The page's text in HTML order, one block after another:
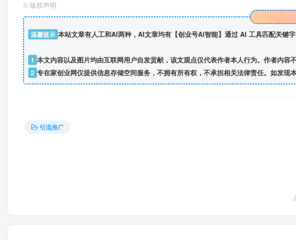
© 版权声明
温馨提示 本站文章有人工和AI两种，AI文章均有【创业号AI智能】通过 AI 工具匹配关键
1 本文内容以及图片均由互联网用户自发贡献，该文观点仅代表作者本人行为。作者内容
2 专在家创业网仅提供信息存储空间服务，不拥有所有权，不承担相关法律责任。如发
引流推广